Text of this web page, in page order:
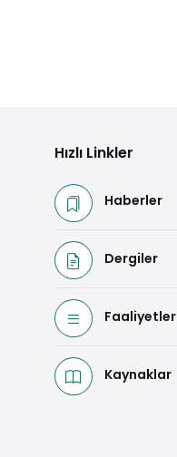
Hızlı Linkler
Haberler
Dergiler
Faaliyetler
Kaynaklar